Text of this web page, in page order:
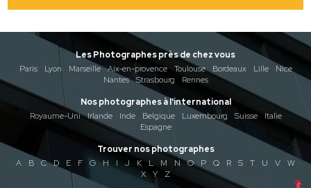
Les Photographes près de chez vous
Paris
Lyon Marseille Aix-en-provence Toulouse Bordeaux Lille
Nice
Nantes
Strasbourg
Rennes
Nos photographes à l'international
Royaume-Uni
Irlande Inde Belgique Luxembourg Suisse
Italie
Espagne
Trouver nos photographes
A
B C D E F G H I J K L M N O P Q R S T U V
W
X
Y Z